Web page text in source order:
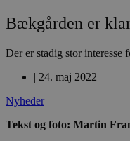
Bækgården er
Der er stadig stor interesse
| 24. maj 2022
Nyheder
Tekst og foto: Martin